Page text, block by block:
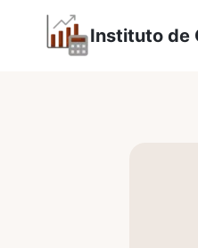
contenido
Instituto de